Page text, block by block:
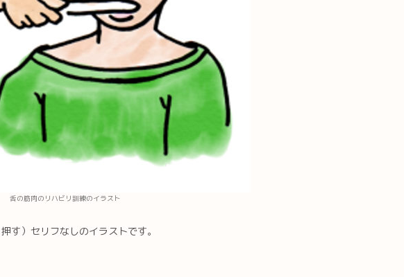
舌の筋肉のリハビリ訓練のイラスト
す）セリフなしのイラストです。